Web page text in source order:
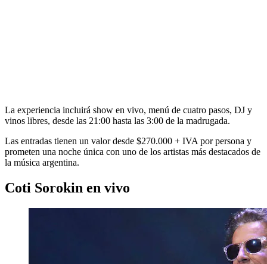
La experiencia incluirá show en vivo, menú de cuatro pasos, DJ y
vinos libres, desde las 21:00 hasta las 3:00 de la madrugada.
Las entradas tienen un valor desde $270.000 + IVA por persona y
prometen una noche única con uno de los artistas más destacados de
la música argentina.
Coti Sorokin en vivo